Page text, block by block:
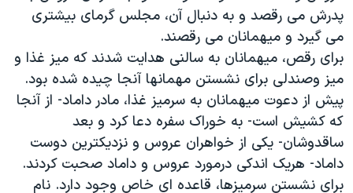
پدرش می رقصد و به دنبال آن، مجلس گرمای بیشتری
می گیرد و میهمانان می رقصند.
برای رقص، میهمانان به سالنی هدایت شدند که میز غذا و
میز وصندلی برای نشستن مهمانها آنجا چیده شده بود.
پیش از دعوت میهمانان به سرمیز غذا، مادر داماد- از آنجا
که کشیش است- به خوراک سفره دعا کرد و بعد
ساقدوشان- یکی از خواهران عروس و نزدیکترین دوست
داماد- هریک اندکی درمورد عروس و داماد صحبت کردند.
برای نشستن سرمیزها، قاعده ای خاص وجود دارد. نام